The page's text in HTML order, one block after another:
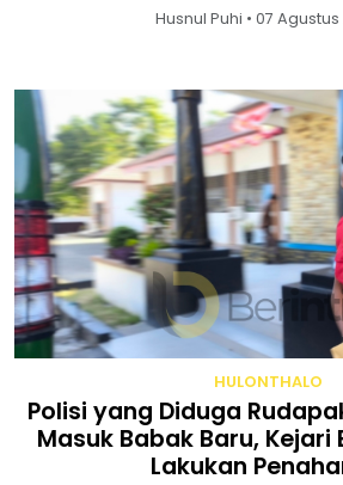
Husnul Puhi • 07
HULONTHALO
Polisi yang Diduga
Masuk Babak Baru, Kejari
Lakukan